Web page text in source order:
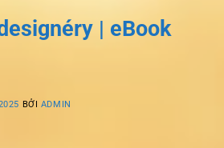
| eBook
BỞI ADMIN